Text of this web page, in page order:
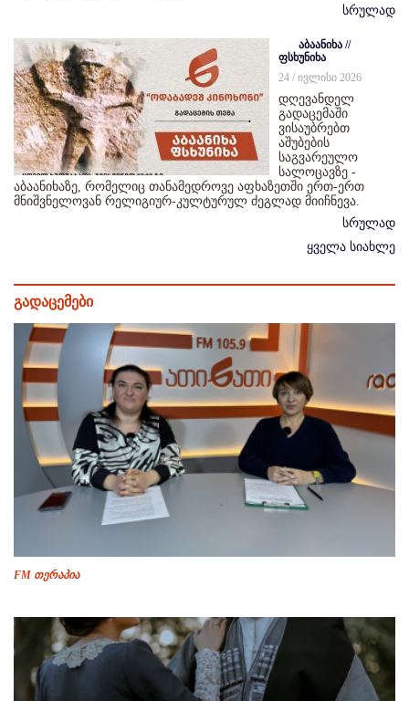
სრულად
აბაანიხა //
ფსხუნიხა
24 / ივლისი 2026
დღევანდელ
გადაცემაში
ვისაუბრებთ
აშუბების
საგვარეულო
სალოცავზე -
აბაანიხაზე, რომელიც თანამედროვე აფხაზეთში ერთ-ერთ
მნიშვნელოვან რელიგიურ-კულტურულ ძეგლად მიიჩნევა.
სრულად
ყველა სიახლე
გადაცემები
FM თერაპია